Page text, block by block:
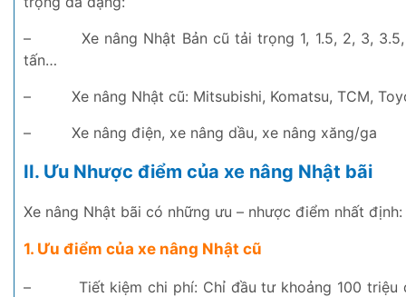
–
Xe nâng Nhật Bản cũ tải trọng 1, 1.5, 2, 3,
tấn…
–
Xe nâng Nhật cũ: Mitsubishi, Komatsu, TCM,
–
Xe nâng điện, xe nâng dầu, xe nâng xăng/ga
II. Ưu Nhược điểm của xe nâng Nhật bãi
Xe nâng Nhật bãi có những ưu – nhược điểm nhất định:
1. Ưu điểm của xe nâng Nhật cũ
–
Tiết kiệm chi phí: Chỉ đầu tư khoảng 100